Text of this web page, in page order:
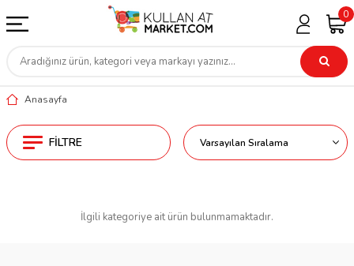
0
Anasayfa
FILTRE
İlgili kategoriye ait ürün bulunmamaktadır.